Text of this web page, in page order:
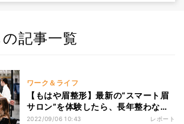
記事一覧
ワーク＆ライフ
【もはや眉整形】最新の“スマート眉
サロン”を体験したら、長年整わなか
った眉毛に変化が
2022/09/06 10:43 レポート